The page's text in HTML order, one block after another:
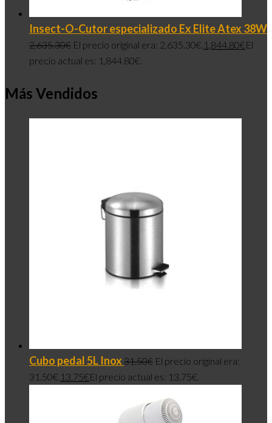
Insect-O-Cutor especializado Ex Elite Atex 38W
2,635.30€ El precio original era: 2,635.30€. 1,844.80€El
precio actual es: 1,844.80€.
Más Vendidos
Cubo pedal 5L Inox 31.50€ El precio original era:
31.50€. 13.75€El precio actual es: 13.75€.